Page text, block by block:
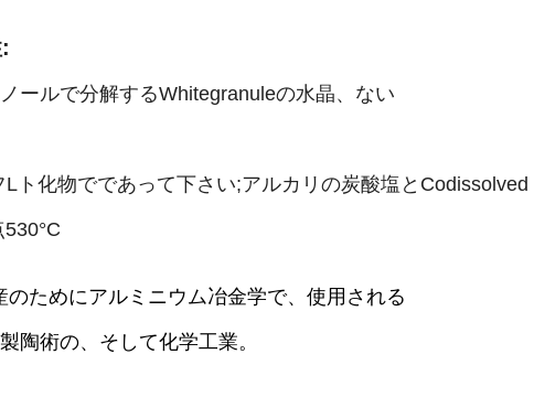
ールで分解するWhitegranuleの水晶、ない
ト化物でであって下さい;アルカリの炭酸塩とcodissolved
ためにアルミニウム冶金学で、使用される
陶術の、そして化学工業。